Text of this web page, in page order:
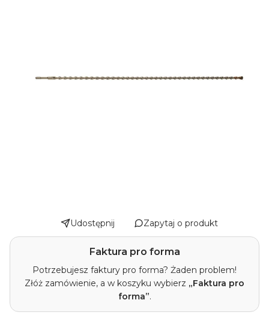
Udostępnij Zapytaj o produkt
Faktura pro forma
Potrzebujesz faktury pro forma? Żaden problem!
Złóż zamówienie, a w koszyku wybierz „Faktura pro
forma”.